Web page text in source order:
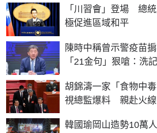
「川習會」登場 總
極促進區域和平
陳時中稱曾示警疫苗
「21金句」狠嗆：洗
胡錦濤一家「食物中
視總監爆料 親赴火線
韓國瑜岡山造勢10萬